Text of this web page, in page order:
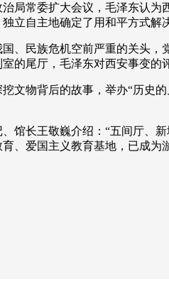
常委扩大会议，毛泽东认为
立自主地确定了用和平方式解
民族危机空前严重的关头，
的尾厅，毛泽东对西安事变
物背后的故事，举办“历史
长王敬巍介绍：“五间厅、新
、爱国主义教育基地，已成为